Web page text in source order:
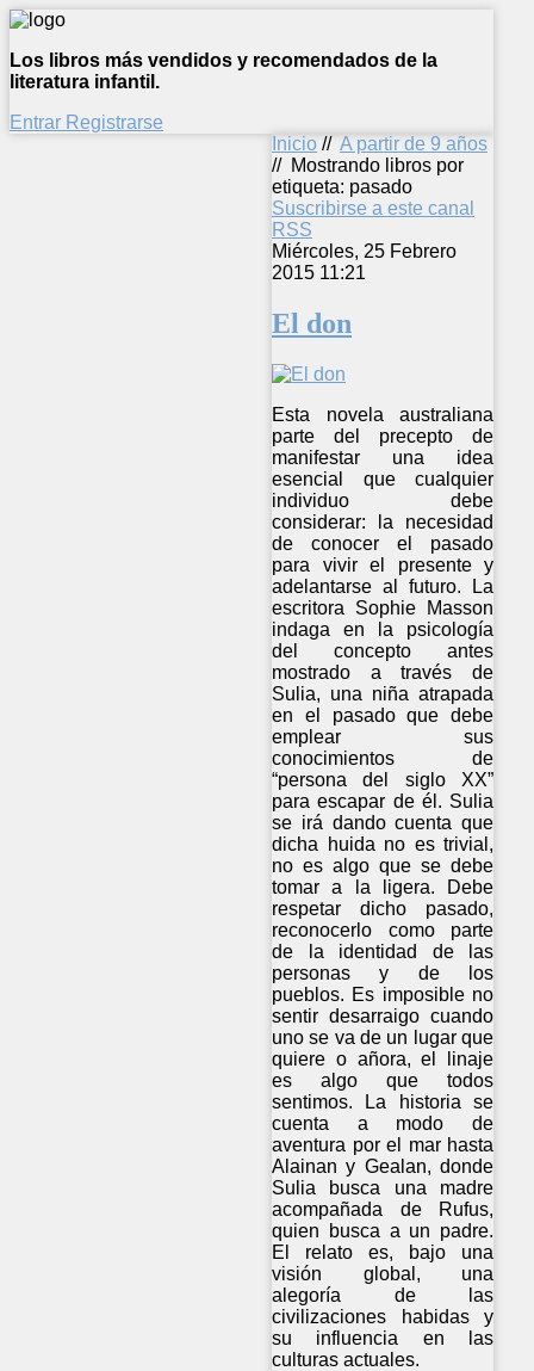
Los libros más vendidos y recomendados de la
literatura infantil.
Entrar Registrarse
Inicio // A partir de 9 años
// Mostrando libros por
etiqueta: pasado
Suscribirse a este canal
RSS
Miércoles, 25 Febrero
2015 11:21
El don
Esta novela australiana
parte del precepto de
manifestar una idea
esencial que cualquier
individuo debe
considerar: la necesidad
de conocer el pasado
para vivir el presente y
adelantarse al futuro. La
escritora Sophie Masson
indaga en la psicología
del concepto antes
mostrado a través de
Sulia, una niña atrapada
en el pasado que debe
emplear sus
conocimientos de
“persona del siglo XX”
para escapar de él. Sulia
se irá dando cuenta que
dicha huida no es trivial,
no es algo que se debe
tomar a la ligera. Debe
respetar dicho pasado,
reconocerlo como parte
de la identidad de las
personas y de los
pueblos. Es imposible no
sentir desarraigo cuando
uno se va de un lugar que
quiere o añora, el linaje
es algo que todos
sentimos. La historia se
cuenta a modo de
aventura por el mar hasta
Alainan y Gealan, donde
Sulia busca una madre
acompañada de Rufus,
quien busca a un padre.
El relato es, bajo una
visión global, una
alegoría de las
civilizaciones habidas y
su influencia en las
culturas actuales.